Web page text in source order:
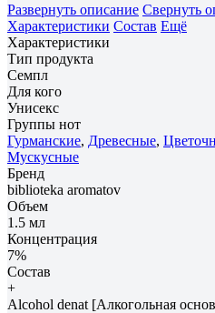
Развернуть описание Свернуть
Характеристики Состав Ещё
Характеристики
Тип продукта
Семпл
Для кого
Унисекс
Группы нот
Гурманские, Древесные,
Мускусные
Бренд
biblioteka aromatov
Объем
1.5 мл
Концентрация
7%
Состав
+
Alcohol denat [Алкогольная